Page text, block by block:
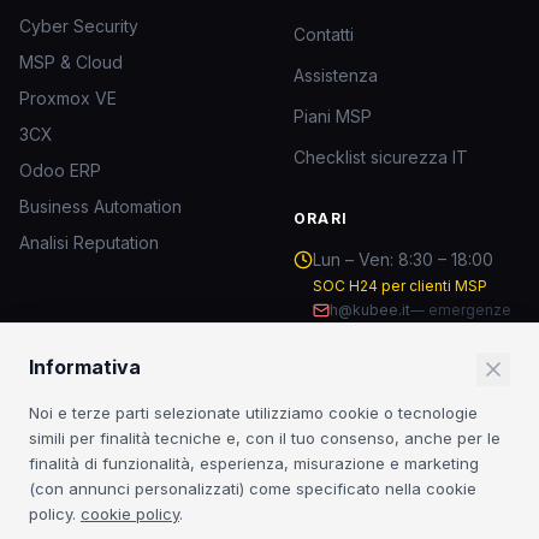
Cyber Security
MSP & Cloud
Proxmox VE
3CX
Odoo ERP
Business Automation
Analisi Reputation
Contatti
Assistenza
Piani MSP
Checklist sicurezza IT
ORARI
Lun – Ven: 8:30 – 18:00
SOC H24 per clienti MSP
h@kubee.it— emergenze
RESTA AGGIORNATO
Insight sulla sicurezza IT e novità dal mondo MSP.
Iscriviti
Iscrivendoti accetti laPrivacy Policy
Informativa
Noi e terze parti selezionate utilizziamo cookie o tecnologie
simili per finalità tecniche e, con il tuo consenso, anche per le
finalità di funzionalità, esperienza, misurazione e marketing
(con annunci personalizzati) come specificato nella cookie
policy. cookie policy.